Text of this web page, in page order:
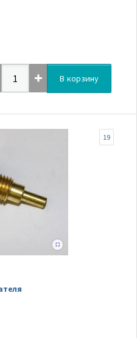
В корзину
19